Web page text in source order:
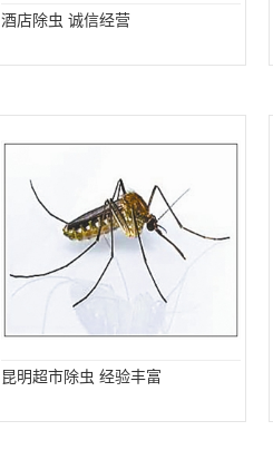
酒店除虫 诚信经营
昆明超市除虫 经验丰富